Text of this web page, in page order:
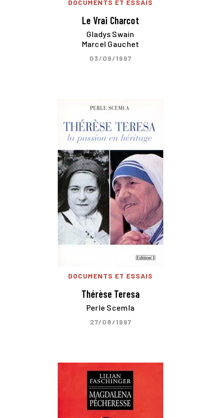
DOCUMENTS ET ESSAIS
Le Vrai Charcot
Gladys Swain
Marcel Gauchet
03/09/1997
DOCUMENTS ET ESSAIS
Thérèse Teresa
Perle Scemla
27/08/1997